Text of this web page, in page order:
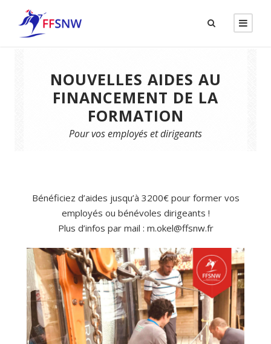
NOUVELLES AIDES AU
FINANCEMENT DE LA
FORMATION
Pour vos employés et dirigeants
Bénéficiez d’aides jusqu’à 3200€ pour former vos
employés ou bénévoles dirigeants !
Plus d’infos par mail : m.okel@ffsnw.fr